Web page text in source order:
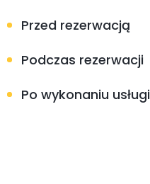
Przed rezerwacją
Podczas rezerwacji
Po wykonaniu usługi